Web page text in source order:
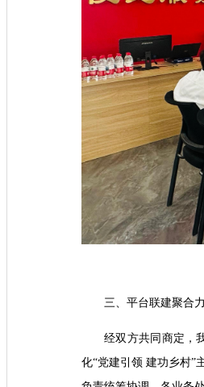
三、平台联建聚合
经双方共同商定，
化“党建引领 建功乡村”